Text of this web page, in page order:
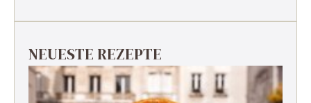
NEUESTE REZEPTE